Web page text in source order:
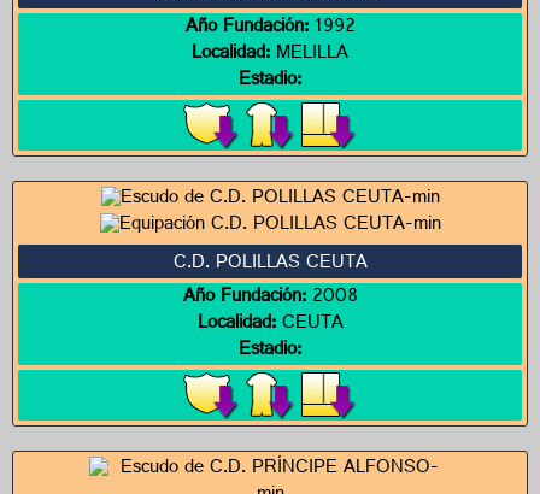
Año Fundación:1992
Localidad:MELILLA
Estadio:
C.D. POLILLAS CEUTA
Año Fundación:2008
Localidad:CEUTA
Estadio: